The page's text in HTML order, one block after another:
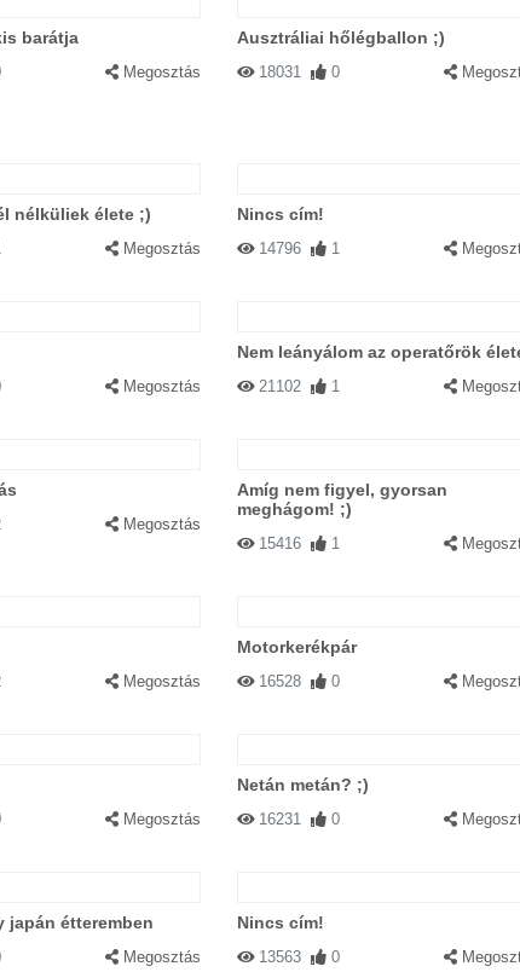
barátja
Megosztás
Ausztráliai hőlégballon ;)
18031 0
nélküliek élete ;)
Megosztás
Nincs cím!
14796 1
Megosztás
Nem leányálom az operatőrök
21102 1
Megosztás
Amíg nem figyel, gyorsan
meghágom! ;)
15416 1
Megosztás
Motorkerékpár
16528 0
Megosztás
Netán metán? ;)
16231 0
japán étteremben
Megosztás
Nincs cím!
13563 0